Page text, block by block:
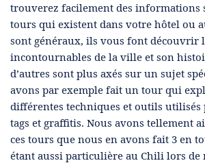
trouverez facilement des informations
tours qui existent dans votre hôtel ou
sont généraux, ils vous font découvrir
incontournables de la ville et son
d’autres sont plus axés sur un sujet
avons par exemple fait un tour qui
différentes techniques et outils utilisés
tags et graffitis. Nous avons tellement
ces tours que nous en avons fait 3 en
étant aussi particulière au Chili lors de